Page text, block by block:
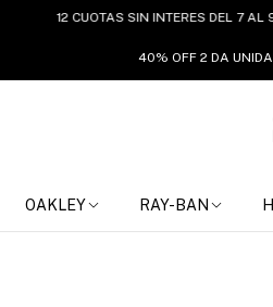
12 CUOTAS SIN INTERES DEL 7 AL 9 DE
40% OFF 2 DA
OAKLEY RAY-BAN